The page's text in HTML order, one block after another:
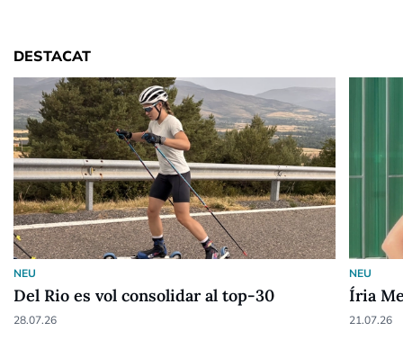
DESTACAT
NEU
Del Rio es vol consolidar al top-30
28.07.26
NEU
Íria
21.07.26